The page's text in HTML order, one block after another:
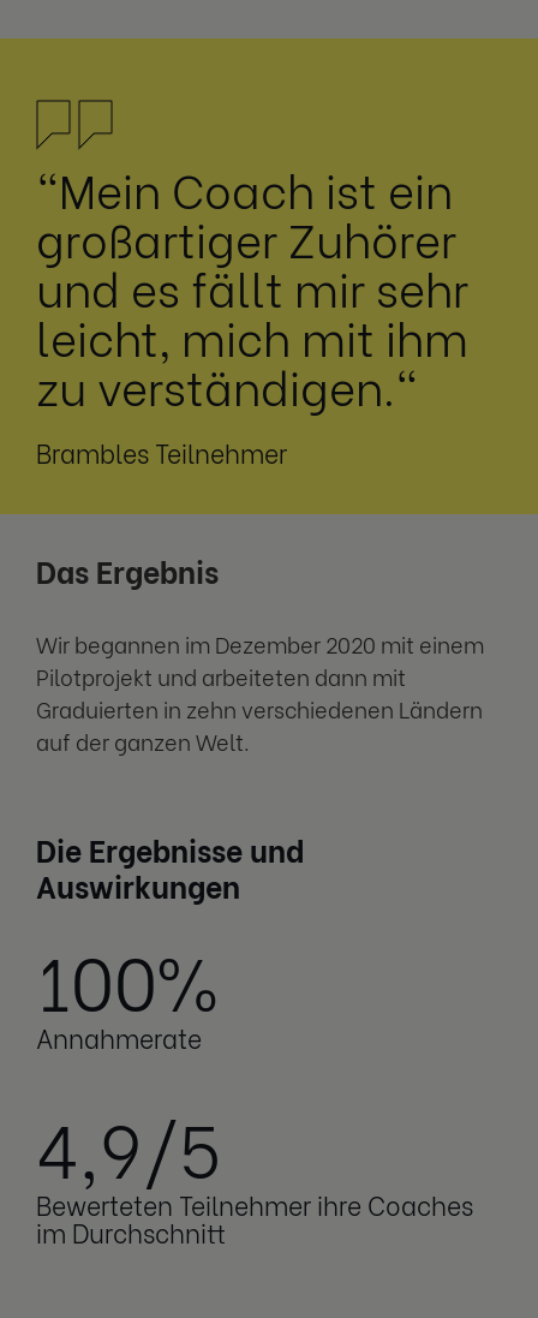
"Mein Coach ist ein
großartiger Zuhörer
und es fällt mir sehr
leicht, mich mit ihm
zu verständigen."
Brambles Teilnehmer
Das Ergebnis
Wir begannen im Dezember 2020 mit einem
Pilotprojekt und arbeiteten dann mit
Graduierten in zehn verschiedenen Ländern
auf der ganzen Welt.
Die Ergebnisse und
Auswirkungen
100%
Annahmerate
4,9/5
Bewerteten Teilnehmer ihre Coaches
im Durchschnitt